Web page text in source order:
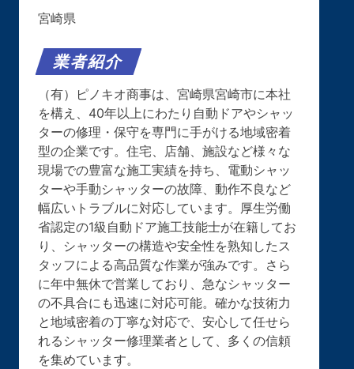
宮崎県
業者紹介
（有）ピノキオ商事は、宮崎県宮崎市に本社
を構え、40年以上にわたり自動ドアやシャッ
ターの修理・保守を専門に手がける地域密着
型の企業です。住宅、店舗、施設など様々な
現場での豊富な施工実績を持ち、電動シャッ
ターや手動シャッターの故障、動作不良など
幅広いトラブルに対応しています。厚生労働
省認定の1級自動ドア施工技能士が在籍してお
り、シャッターの構造や安全性を熟知したス
タッフによる高品質な作業が強みです。さら
に年中無休で営業しており、急なシャッター
の不具合にも迅速に対応可能。確かな技術力
と地域密着の丁寧な対応で、安心して任せら
れるシャッター修理業者として、多くの信頼
を集めています。